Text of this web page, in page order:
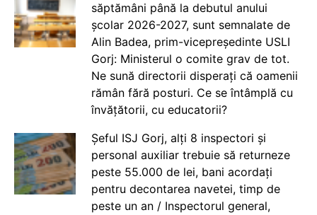
săptămâni până la debutul anului
școlar 2026-2027, sunt semnalate de
Alin Badea, prim-vicepreședinte USLI
Gorj: Ministerul o comite grav de tot.
Ne sună directorii disperați că oamenii
rămân fără posturi. Ce se întâmplă cu
învățătorii, cu educatorii?
Șeful ISJ Gorj, alți 8 inspectori și
personal auxiliar trebuie să returneze
peste 55.000 de lei, bani acordați
pentru decontarea navetei, timp de
peste un an / Inspectorul general,